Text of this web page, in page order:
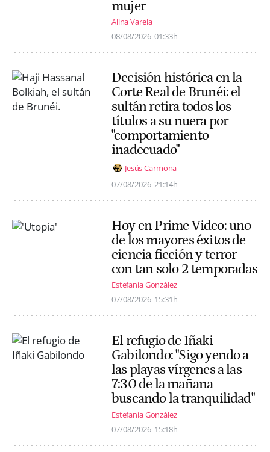
mujer
Alina Varela
08/08/2026 01:33h
Decisión histórica en la
Corte Real de Brunéi: el
sultán retira todos los
títulos a su nuera por
"comportamiento
inadecuado"
Jesús Carmona
07/08/2026 21:14h
Hoy en Prime Video: uno
de los mayores éxitos de
ciencia ficción y terror
con tan solo 2 temporadas
Estefanía González
07/08/2026 15:31h
El refugio de Iñaki
Gabilondo: "Sigo yendo a
las playas vírgenes a las
7:30 de la mañana
buscando la tranquilidad"
Estefanía González
07/08/2026 15:18h